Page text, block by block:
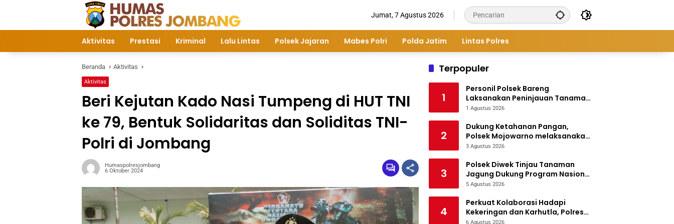
Jumat, 7 Agustus 2026
Aktivitas Prestasi Kriminal Lalu Lintas Polsek Jajaran Mabes Polri Polda Jatim Lintas Polres
Beranda Aktivitas
Aktivitas
Beri Kejutan Kado Nasi Tumpeng di HUT TNI
ke 79, Bentuk Solidaritas dan Soliditas TNI-
Polri di Jombang
Humaspolresjombang
6 Oktober 2024
Terpopuler
1
Personil Polsek Bareng
Laksanakan Peninjauan Tanaman
Jagung Dukung Program
1 Agustus 2026
2
Dukung Ketahanan Pangan,
Polsek Mojowarno melaksanakan
Pengecekan Tanaman Jagung
3 Agustus 2026
3
Polsek Diwek Tinjau Tanaman
Jagung Dukung Program Nasional
Asta Cita
5 Agustus 2026
4
Perkuat Kolaborasi Hadapi
Kekeringan dan Karhutla, Polres
Jombang Gelar Apel Siaga
6 Agustus 2026